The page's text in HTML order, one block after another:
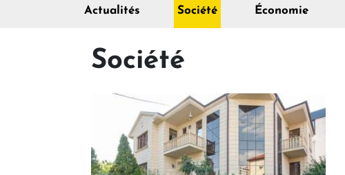
Actualités Société Économie
Société